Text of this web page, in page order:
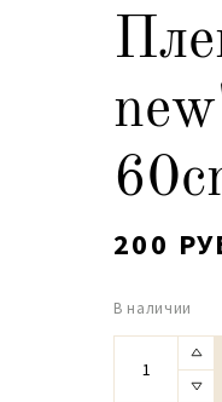
200
В наличии